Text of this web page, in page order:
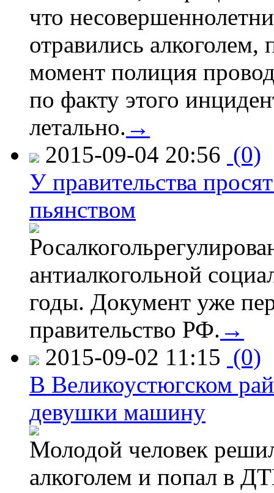
что
отравились
момент полиция
по факту этого
летально. →
2015-09-04 20:56 (0)
У правительства
пьянством
антиалкогольной
годы. Документ уже
правительство РФ. →
2015-09-02 11:15 (0)
В Великоустюгском
девушки машину
Молодой человек
алкоголем и попал в